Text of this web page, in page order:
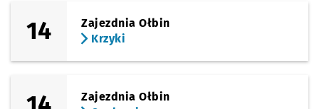
14
Zajezdnia Ołbin
Krzyki
Zajezdnia Ołbin